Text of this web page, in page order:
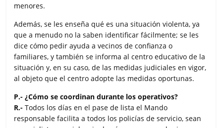
menores.
Además, se les enseña qué es una situación violenta, ya
que a menudo no la saben identificar fácilmente; se les
dice cómo pedir ayuda a vecinos de confianza o
familiares, y también se informa al centro educativo de la
situación y, en su caso, de las medidas judiciales en vigor,
al objeto que el centro adopte las medidas oportunas.
P.- ¿Cómo se coordinan durante los operativos?
R.- Todos los días en el pase de lista el Mando
responsable facilita a todos los policías de servicio, sean